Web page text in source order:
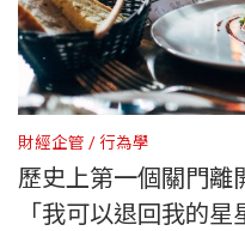
財經企管 行為學
歷史上第一個關門離
「我可以退回我的